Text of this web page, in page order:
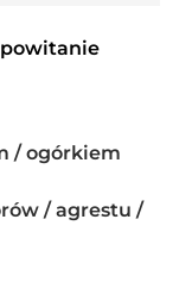
letnią truflą. Na
powitanie
/ ogórkiem
/ agrestu /